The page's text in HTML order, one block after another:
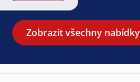
Zobrazit všechny nabídky